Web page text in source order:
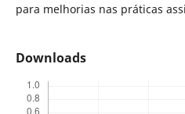
para melhorias nas práticas
Downloads